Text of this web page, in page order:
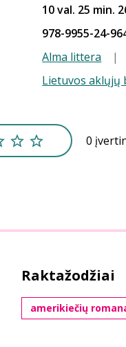
10 val. 25 min.
978-9955-24-
Alma littera |
Lietuvos aklųjų
0
Raktažodžiai
amerikiečių